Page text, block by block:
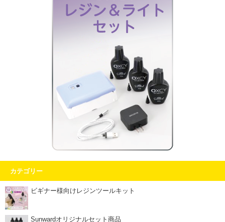
カテゴリー
ビギナー様向けレジンツールキット
Sunwardオリジナルセット商品